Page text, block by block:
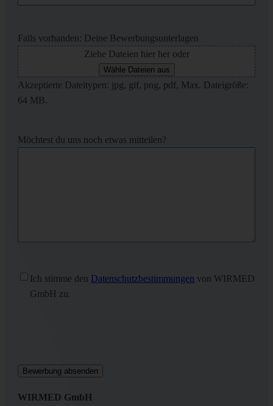
Falls vorhanden: Deine Bewerbungsunterlagen
Ziehe Dateien hier her oder
Wähle Dateien aus
Akzeptierte Dateitypen: jpg, gif, png, pdf, Max. Dateigröße:
64 MB.
Möchtest du uns noch etwas mitteilen?
Ohne
Titel(erforderlich)
Ich stimme den Datenschutzbestimmungen von WIRMED
GmbH zu.
WIRMED GmbH